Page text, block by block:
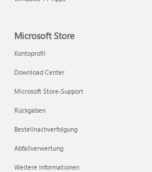
Microsoft Store
Kontoprofil
Download Center
Microsoft Store-Support
Rückgaben
Bestellnachverfolgung
Abfallverwertung
Weitere Informationen